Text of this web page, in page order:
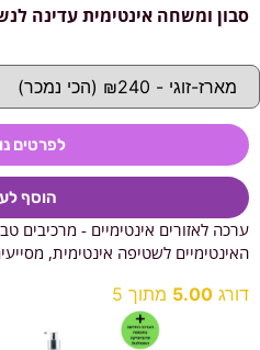
סבון ומשחה אינטימית עדינה
לפרטים
הוסף
ערכה לאזורים אינטימיים - מרכיבים
האינטימיים לשטיפה אינטימית,
דורג 5.00 מתוך 5